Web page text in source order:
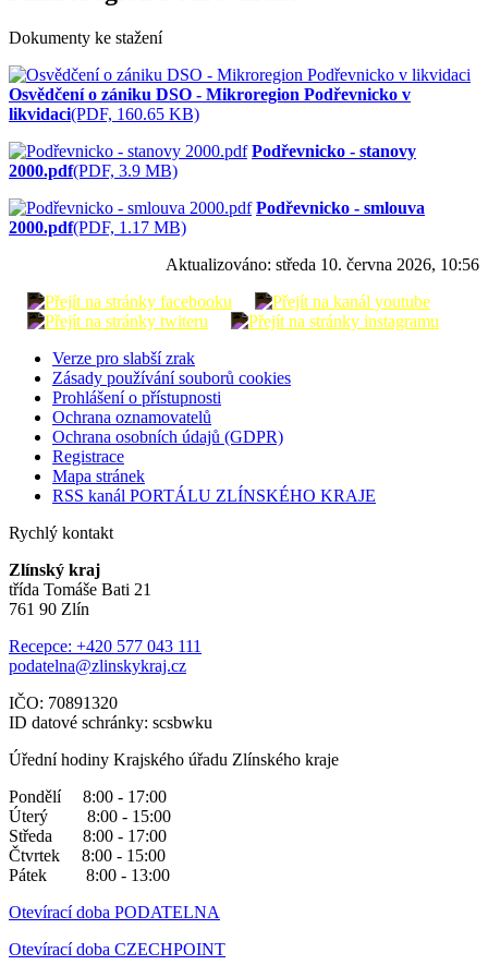
Dokumenty ke stažení
Osvědčení o zániku DSO - Mikroregion Podřevnicko v
likvidaci(PDF, 160.65 KB)
Podřevnicko - stanovy
2000.pdf(PDF, 3.9 MB)
Podřevnicko - smlouva
2000.pdf(PDF, 1.17 MB)
Aktualizováno: středa 10. června 2026, 10:56
Verze pro slabší zrak
Zásady používání souborů cookies
Prohlášení o přístupnosti
Ochrana oznamovatelů
Ochrana osobních údajů (GDPR)
Registrace
Mapa stránek
RSS kanál PORTÁLU ZLÍNSKÉHO KRAJE
Rychlý kontakt
Zlínský kraj
třída Tomáše Bati 21
761 90 Zlín
Recepce: +420 577 043 111
podatelna@zlinskykraj.cz
IČO: 70891320
ID datové schránky: scsbwku
Úřední hodiny Krajského úřadu Zlínského kraje
Pondělí 8:00 - 17:00
Úterý 8:00 - 15:00
Středa 8:00 - 17:00
Čtvrtek 8:00 - 15:00
Pátek 8:00 - 13:00
Otevírací doba PODATELNA
Otevírací doba CZECHPOINT